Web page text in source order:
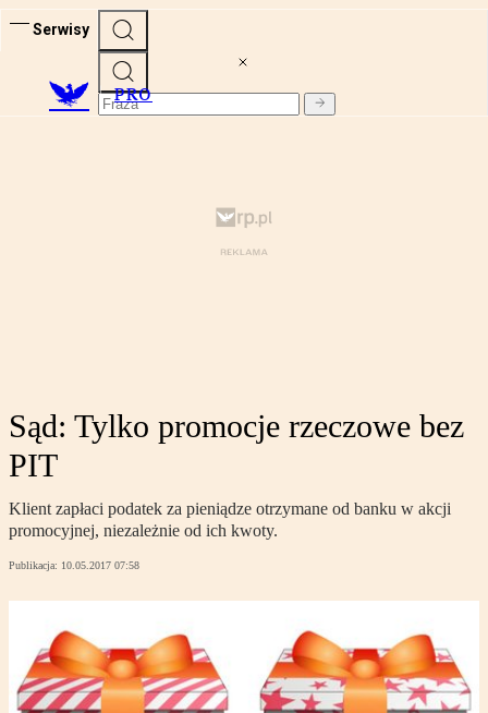
Serwisy
PRO
Sąd: Tylko promocje rzeczowe bez
PIT
Klient zapłaci podatek za pieniądze otrzymane od banku w akcji
promocyjnej, niezależnie od ich kwoty.
Publikacja: 10.05.2017 07:58